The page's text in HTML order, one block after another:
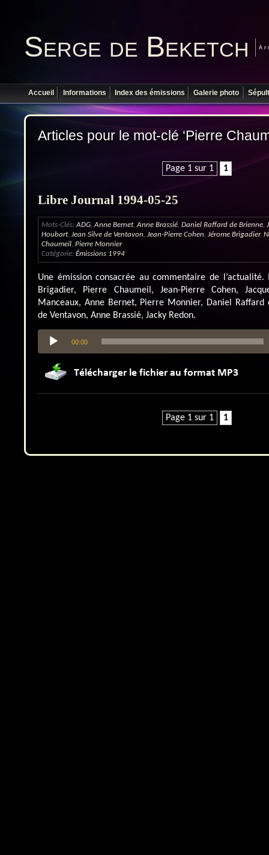
Serge de Beketch
Accueil Informations Index des émissions Galerie photo
Articles pour le mot-clé ‘Pierre
Page 1 sur 1 1
Libre Journal 1994-05-25
Mots-Clés: ADG Anne Bernet, Anne Brassié Daniel Raffard de Brienne
Houbart, Jean Silve de Ventavon Jean-Pierre Cohen Jérome Brigadier,
Chaumeil Pierre Monnier
Catégorie: Émissions 1994
Une émission consacrée au commentaire de l’actualité.
Brigadier, Pierre Chaumeil, Jean-Pierre Cohen,
Manceaux, Anne Bernet, Pierre Monnier, Daniel Raffard
de Ventavon, Anne Brassié, Jacky Redon.
Lecteur
audio
00:00
Page 1 sur 1 1